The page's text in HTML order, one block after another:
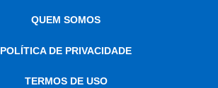
QUEM SOMOS
POLÍTICA DE PRIVACIDADE
TERMOS DE USO